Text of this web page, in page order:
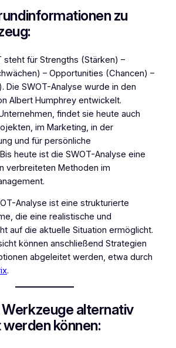
zu
steht für Strengths (Stärken) –
– Opportunities (Chancen) –
Die SWOT-Analyse wurde in den
Albert Humphrey entwickelt.
findet sie heute auch
im Marketing, in der
und für persönliche
heute ist die SWOT-Analyse eine
verbreiteten Methoden im
Analyse ist eine strukturierte
die eine realistische und
auf die aktuelle Situation ermöglicht.
können anschließend Strategien
abgeleitet werden, etwa durch
.
alternativ
können: